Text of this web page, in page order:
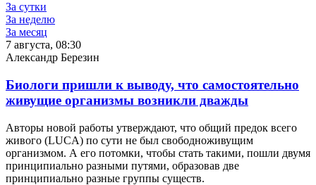
За сутки
За неделю
За месяц
7 августа, 08:30
Александр Березин
Биологи пришли к выводу, что самостоятельно
живущие организмы возникли дважды
Авторы новой работы утверждают, что общий предок всего
живого (LUCA) по сути не был свободноживущим
организмом. А его потомки, чтобы стать такими, пошли двумя
принципиально разными путями, образовав две
принципиально разные группы существ.